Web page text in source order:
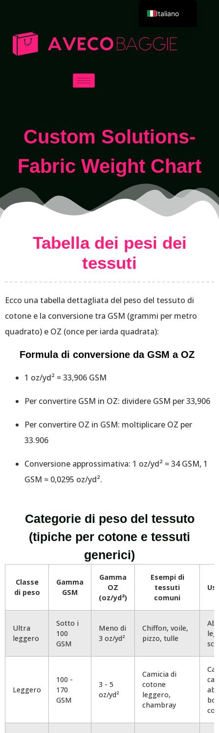
Custom Solutions-
Fabric Weight Chart
Tabella dei pesi dei
tessuti
Ecco una tabella dettagliata del peso del tessuto di
cotone e la conversione tra GSM (grammi per metro
quadrato) e OZ (once per iarda quadrata):
Formula di conversione da GSM a OZ
1 oz/yd² = 33,906 GSM
Per convertire GSM in OZ: dividere GSM per 33,906
Per convertire OZ in GSM: moltiplicare OZ per
33.906
Conversione approssimativa: 1 oz/yd² ≈ 34 GSM, 1
GSM ≈ 0,0295 oz/yd².
Categorie di peso del tessuto
(tipiche per cotone e tessuti
generici)
Classe
di peso
Gamma
GSM
Gamma
OZ
(oz/yd²)
Esempi di
tessuti
comuni
Ultra
leggero
Sotto i
100
GSM
Meno di
3 oz/yd²
Chiffon, voile,
pizzo, tulle
Leggero
100 -
170
GSM
3 - 5
oz/yd²
Camicia di
cotone
leggero,
chambray
Italiano
Deutsch
日本語
한국어
Dansk